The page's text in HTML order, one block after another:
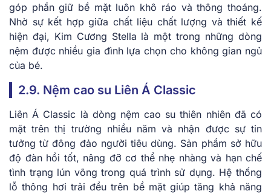
góp phần giữ bề mặt luôn khô ráo và thông thoáng.
Nhờ sự kết hợp giữa chất liệu chất lượng và thiết kế
hiện đại, Kim Cương Stella là một trong những dòng
nệm được nhiều gia đình lựa chọn cho không gian ngủ
của bé.
2.9. Nệm cao su Liên Á Classic
Liên Á Classic là dòng nệm cao su thiên nhiên đã có
mặt trên thị trường nhiều năm và nhận được sự tin
tưởng từ đông đảo người tiêu dùng. Sản phẩm sở hữu
độ đàn hồi tốt, nâng đỡ cơ thể nhẹ nhàng và hạn chế
tình trạng lún võng trong quá trình sử dụng. Hệ thống
lỗ thông hơi trải đều trên bề mặt giúp tăng khả năng